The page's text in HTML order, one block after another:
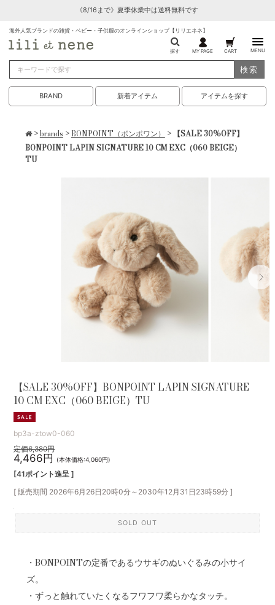
《8/16まで》夏季休業中は送料無料です
海外人気ブランドの雑貨・ベビー・子供服のオンラインショップ【リリエネネ】
探す MY PAGE CART MENU
検索
BRAND 新着アイテム アイテムを探す
>brands > BONPOINT（ボンポワン） > 【SALE 30%OFF】
BONPOINT LAPIN SIGNATURE 10 CM EXC（060 BEIGE）
TU
【SALE 30%OFF】BONPOINT LAPIN SIGNATURE
10 CM EXC（060 BEIGE）TU
bp3a-ztow0-060
定価6,380円
4,466円 (本体価格:4,060円)
[41ポイント進呈 ]
[ 販売期間 2026年6月26日20時0分～ 2030年12月31日23時59分 ]
SOLD OUT
・BONPOINTの定番であるウサギのぬいぐるみの小サイ
ズ。
・ずっと触れていたくなるフワフワ柔らかなタッチ。